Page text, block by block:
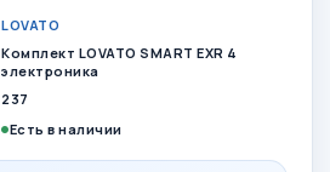
LOVATO
Комплект LOVATO SMART EXR 4
электроника
237
Есть в наличии